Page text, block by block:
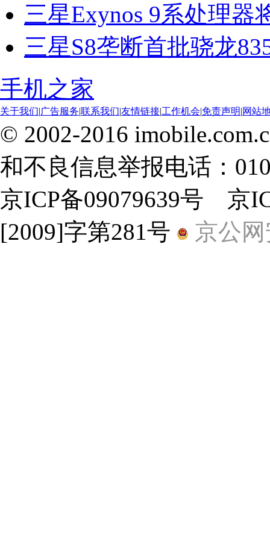
三星Exynos 9系处理器
三星S8垄断首批骁龙
手机之家
关于我们|广告服务|联系我们|友情链接|工作机会|免责声明|网站
© 2002-2016
和不良信息举报电话：
京ICP备09079639号 京
[2009]字第281号
京公网